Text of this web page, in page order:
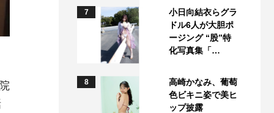
7
小日向結衣らグラ
ドル6人が大胆ポ
ージング “股”特
化写真集「…
8
高崎かなみ、葡萄
色ビキニ姿で美ヒ
ップ披露